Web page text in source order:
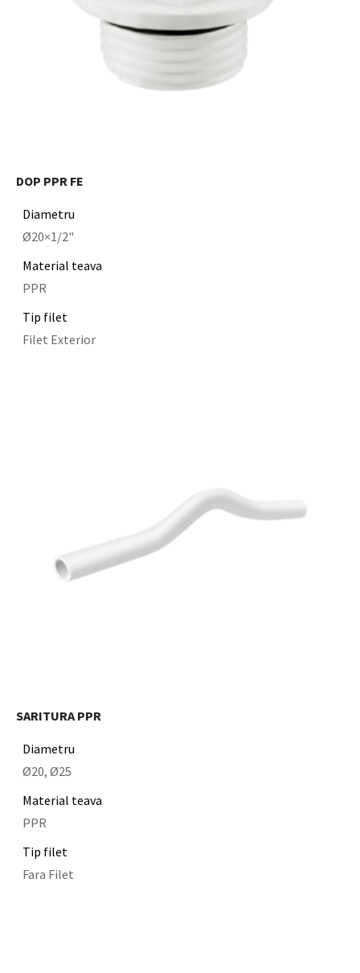
DOP PPR FE
Diametru
Ø20×1/2"
Material teava
PPR
Tip filet
Filet Exterior
SARITURA PPR
Diametru
Ø20, Ø25
Material teava
PPR
Tip filet
Fara Filet